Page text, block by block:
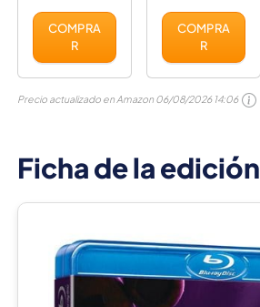
UHD + BD)
[Blu-ray]
COMPRA
R
(BD) [Blu-
ray]
COMPRA
R
Precio actualizado en Amazon 06/08/2026 14:06
Ficha de la edición